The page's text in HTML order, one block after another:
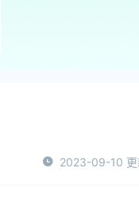
2023-09-10 更